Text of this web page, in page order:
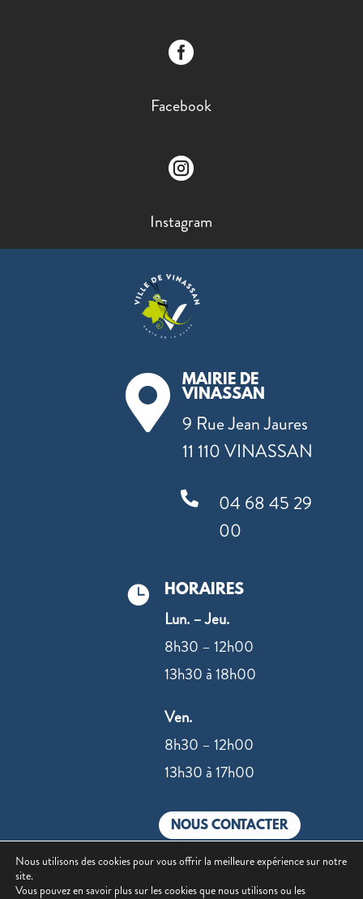

Facebook

Instagram

MAIRIE DE
VINASSAN
9 Rue Jean Jaures
11 110 VINASSAN

04 68 45 29
00
 HORAIRES
Lun. – Jeu.
8h30 – 12h00
13h30 à 18h00
Ven.
8h30 – 12h00
13h30 à 17h00
NOUS CONTACTER
Nous utilisons des cookies pour vous offrir la meilleure expérience sur notre
site.
Vous pouvez en savoir plus sur les cookies que nous utilisons ou les